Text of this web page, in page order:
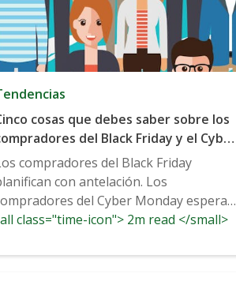
cosas que debes saber sobre los
del Black Friday y el Cyber
compradores del Black Friday
con antelación. Los
del Cyber Monday esperan
el último minuto. Los compradores
class="time-icon"> 2m read </small>